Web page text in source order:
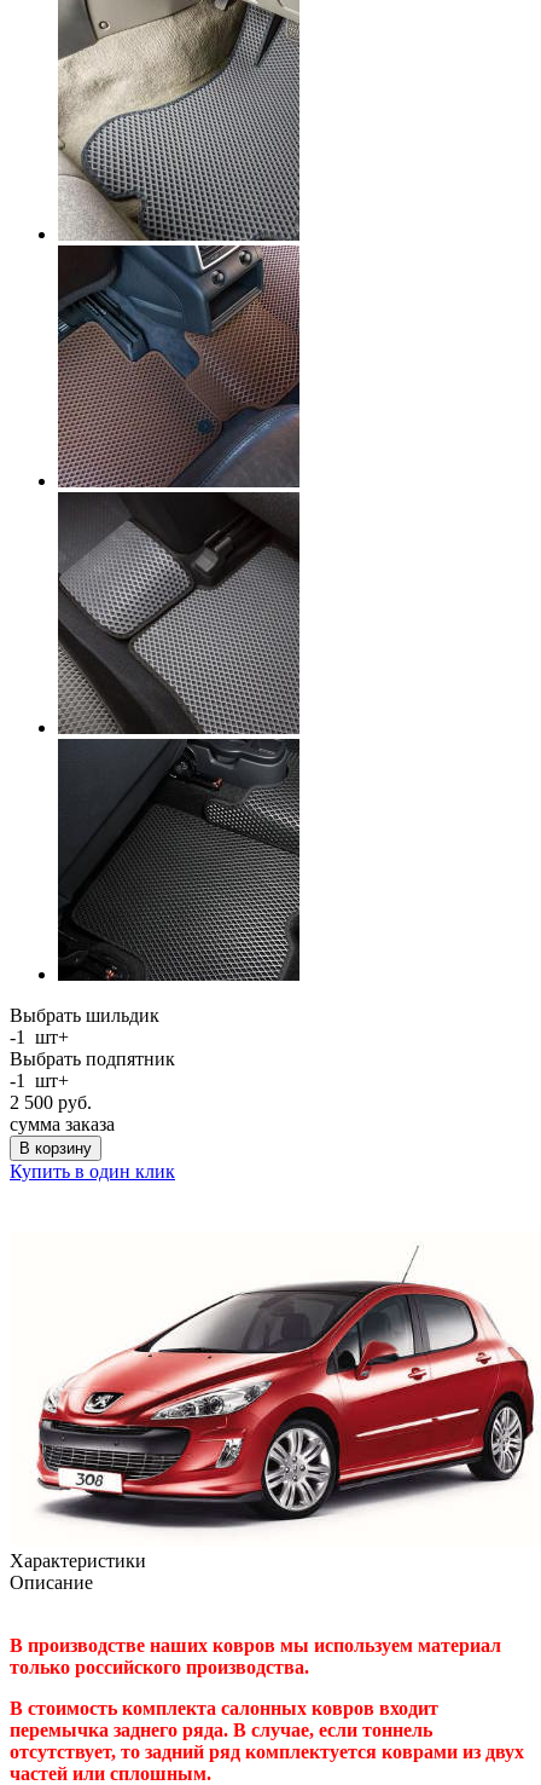
Выбрать шильдик
-1 шт+
Выбрать подпятник
-1 шт+
2 500 руб.
сумма заказа
В корзину
Купить в один клик
Характеристики
Описание
В производстве наших ковров мы используем материал
только российского производства.
В стоимость комплекта салонных ковров входит
перемычка заднего ряда. В случае, если тоннель
отсутствует, то задний ряд комплектуется коврами из двух
частей или сплошным.